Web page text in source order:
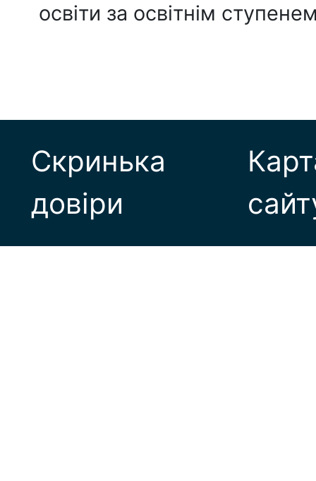
освіти за освітнім
Скринька
довіри